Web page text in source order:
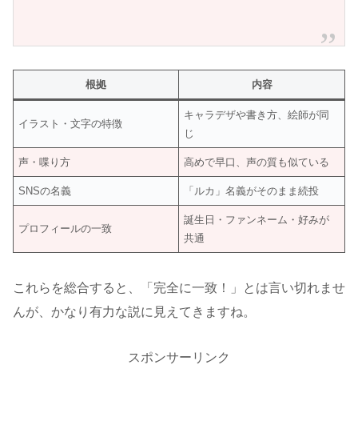
根拠 内容
イラスト・文字の特徴
キャラデザや書き方、絵師が同
じ
声・喋り方 高めで早口、声の質も似ている
SNSの名義 「ルカ」名義がそのまま続投
プロフィールの一致
誕生日・ファンネーム・好みが
共通
これらを総合すると、「完全に一致！」とは言い切れませ
んが、かなり有力な説に見えてきますね。
スポンサーリンク